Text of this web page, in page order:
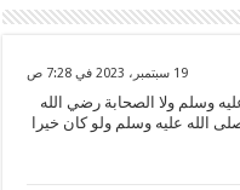
19 سبتمبر، 2023 في 7:28 ص
وسلم ولا الصحابة رضي الله
الله عليه وسلم ولو كان خيرا